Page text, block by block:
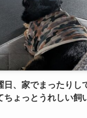
日、家でまったりし
ちょっとうれしい飼